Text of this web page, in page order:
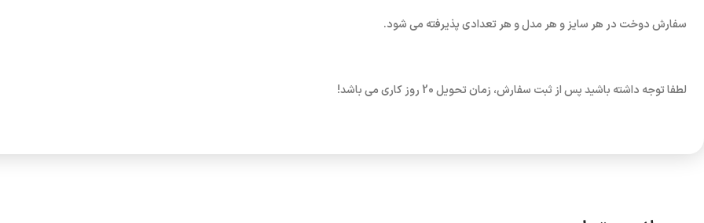
سفارش دوخت در هر سایز و هر مدل و هر تعدادی پذیرفته می شود.
لطفا توجه داشته باشید پس از ثبت سفارش، زمان تحویل 20 روز کاری می باشد!